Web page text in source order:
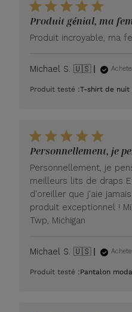
Produit génial, ma
Produit incroyable, ma
Michael S. 🇺🇸
Produit testé :T-shirt de
Personnellement, je
Personnellement, je
meilleurs lits de draps
d'oreiller que j'aie
produit exceptionnel !
Twp, Michigan
Michael S. 🇺🇸
Produit testé :Pantalon